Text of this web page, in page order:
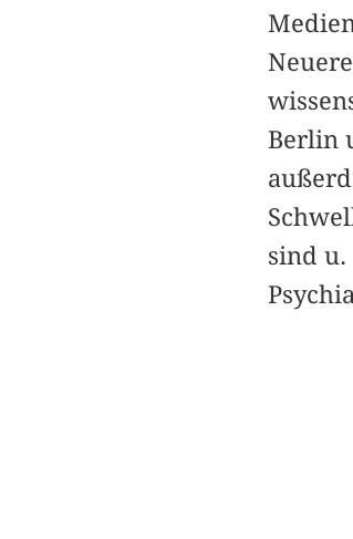
Berlin
sind